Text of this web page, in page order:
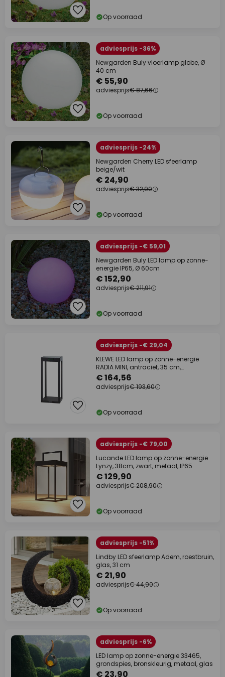
Op voorraad
adviesprijs -36%
Newgarden Buly vloerlamp globe, Ø
40 cm
€ 55,90
adviesprijs€ 87,66
Op voorraad
adviesprijs -24%
Newgarden Cherry LED sfeerlamp
beige/wit
€ 24,90
adviesprijs€ 32,90
Op voorraad
adviesprijs -€ 59,01
Newgarden Buly LED lamp op zonne-
energie IP65, Ø 60cm
€ 152,90
adviesprijs€ 211,91
Op voorraad
adviesprijs -€ 29,04
KLEWE LED lamp op zonne-energie
RADIA MINI, antraciet, 35 cm,
aluminium, IP65
€ 164,56
adviesprijs€ 193,60
Op voorraad
adviesprijs -€ 79,00
Lucande LED lamp op zonne-energie
Lynzy, 38cm, zwart, metaal, IP65
€ 129,90
adviesprijs€ 208,90
Op voorraad
adviesprijs -51%
Lindby LED sfeerlamp Adem, roestbruin,
glas, 31 cm
€ 21,90
adviesprijs€ 44,90
Op voorraad
adviesprijs -6%
LED lamp op zonne-energie 33465,
grondspies, bronskleurig, metaal, glas
€ 23,90